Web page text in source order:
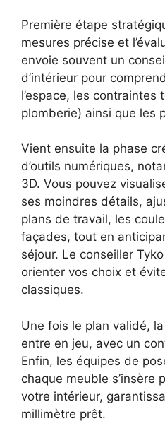
Première étape
mesures précise et
envoie souvent un
d’intérieur pour
l’espace, les contraintes
plomberie) ainsi que les
Vient ensuite la phase
d’outils numériques,
3D. Vous pouvez
ses moindres détails,
plans de travail, les
façades, tout en
séjour. Le conseiller
orienter vos choix et
classiques.
Une fois le plan validé,
entre en jeu, avec un
Enfin, les équipes de
chaque meuble s’insère
votre intérieur,
millimètre prêt.